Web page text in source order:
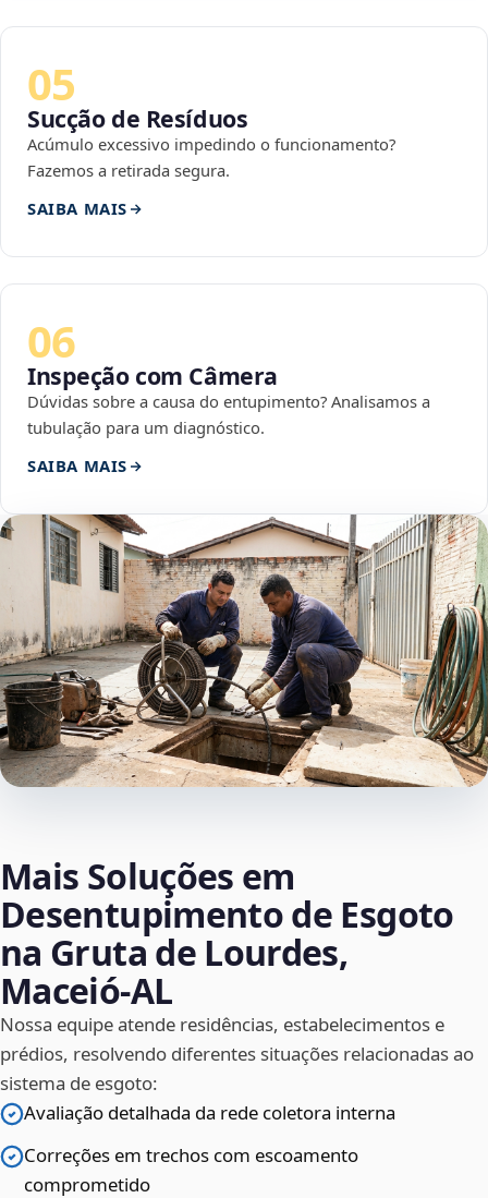
05
Sucção de Resíduos
Acúmulo excessivo impedindo o funcionamento?
Fazemos a retirada segura.
SAIBA MAIS
06
Inspeção com Câmera
Dúvidas sobre a causa do entupimento? Analisamos a
tubulação para um diagnóstico.
SAIBA MAIS
Mais Soluções em
Desentupimento de Esgoto
na Gruta de Lourdes,
Maceió‑AL
Nossa equipe atende residências, estabelecimentos e
prédios, resolvendo diferentes situações relacionadas ao
sistema de esgoto:
Avaliação detalhada da rede coletora interna
Correções em trechos com escoamento
comprometido